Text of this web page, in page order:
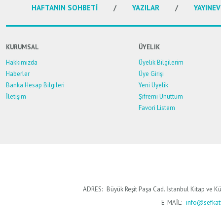
HAFTANIN SOHBETİ YAZILAR
KURUMSAL
Hakkımızda
Haberler
Banka Hesap Bilgileri
İletişim
ÜYELİK
Üyelik Bilgilerim
Üye Girişi
Yeni Üyelik
Şifremi Unuttum
Favori Listem
ADRES: Büyük Reşit Paşa Cad. İstanbul Kitap ve
E-MAİL: